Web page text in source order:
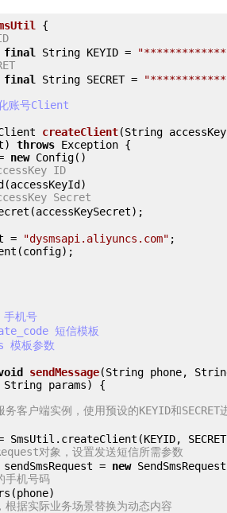
{
final String KEYID =
final String SECRET =
账号Client
createClient(String
throws Exception {
new
ID
Secret
=
"dysmsapi.aliyuncs.com"
机号
短信模板
模板参数
sendMessage(String phone,
客户端实例，使用预设的KEYID和SECRET
对象，设置发送短信所需参数
sendSmsRequest = new
机号码
据实际业务场景替换为动态内容